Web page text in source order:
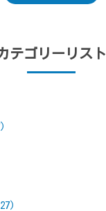
テゴリーリスト